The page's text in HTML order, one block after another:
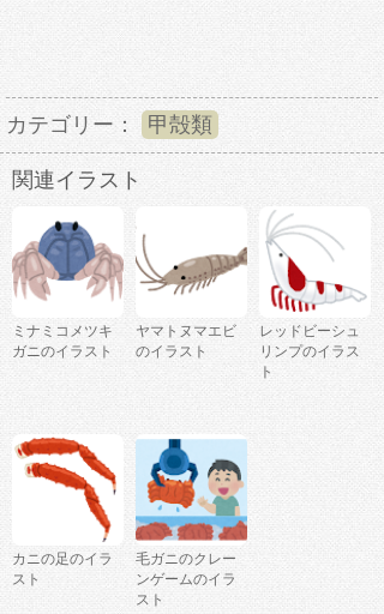
カテゴリー： 甲殻類
関連イラスト
ミナミコメツキ
ガニのイラスト
ヤマトヌマエビ
のイラスト
レッドビーシュ
リンプのイラス
ト
カニの足のイラ
スト
毛ガニのクレー
ンゲームのイラ
スト